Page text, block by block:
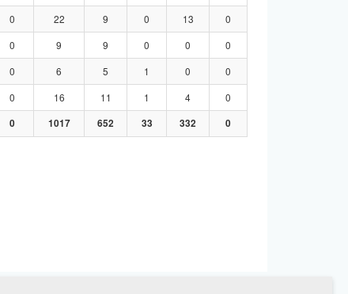
0 22 9 0 13
0
0 9 9 0 0
0
0 6 5 1 0
0
0 16 11 1 4
0
0 1017 652 33 332 0